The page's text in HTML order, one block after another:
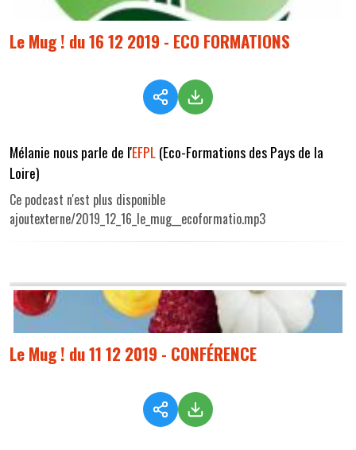
Le Mug ! du 16 12 2019 - ECO FORMATIONS
Mélanie nous parle de l'EFPL(Eco-Formations des Pays de la
Loire)
Ce podcast n'est plus disponible
ajoutexterne/2019_12_16_le_mug__ecoformatio.mp3
Le Mug ! du 11 12 2019 - CONFÉRENCE